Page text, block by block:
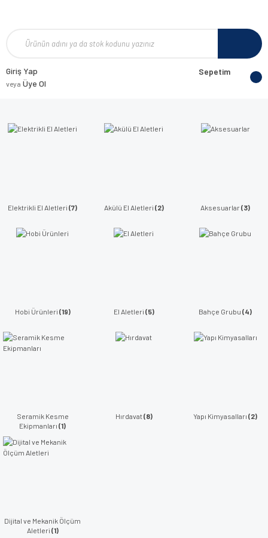
Giriş Yap
veya Üye Ol
Sepetim
Elektrikli El Aletleri(7) Akülü El Aletleri (2) Aksesuarlar(3)
Hobi Ürünleri (19) El Aletleri (5) Bahçe Grubu(4)
Seramik Kesme
Ekipmanları(1)
Hırdavat(8) Yapı Kimyasalları(2)
Dijital ve Mekanik Ölçüm
Aletleri (1)